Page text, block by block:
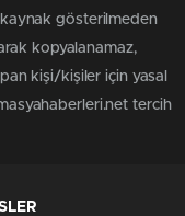
gösterilmeden
kopyalanamaz,
kişi/kişiler için yasal
tercih